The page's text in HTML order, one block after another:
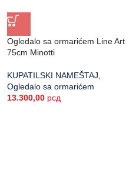
Ogledalo sa ormarićem Line Art
75cm Minotti
KUPATILSKI NAMEŠTAJ,
Ogledalo sa ormarićem
13.300,00 рсд